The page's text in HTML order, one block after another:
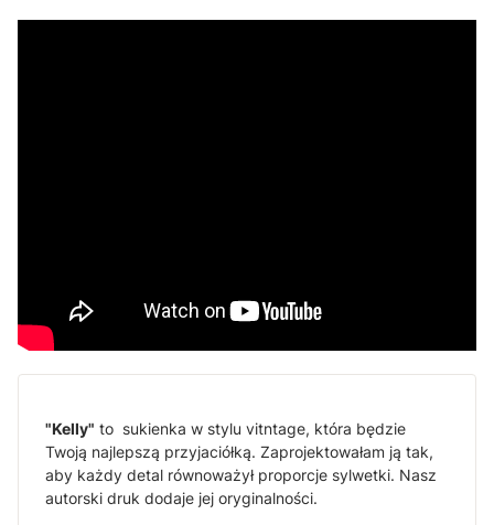
"Kelly" to sukienka w stylu vitntage, która będzie
Twoją najlepszą przyjaciółką. Zaprojektowałam ją tak,
aby każdy detal równoważył proporcje sylwetki. Nasz
autorski druk dodaje jej oryginalności.